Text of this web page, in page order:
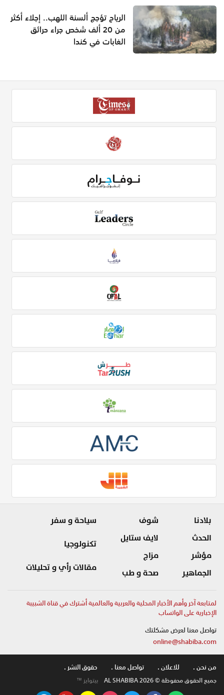
الرياح تؤجج ألسنة اللهب.. إجلاء أكثر
من 20 ألف شخص جراء حرائق
الغابات في كندا
بلادنا
الحدث
مؤشر
الجماهير
شوف
لايف ستايل
مزاج
صحة و طب
سياحة و سفر
تكنولوجيا
مقالات رأي و تحليلات
لمتابعة آخر وأهم الأخبار المحلية والعربية والعالمية أشترك في قناة الشبيبة
الإخبارية على الواتساب
تواصل معنا لعرض مشكلتك
online@shabiba.com
من نحن .
للاعلان . تواصل معنا . حقوق النشر .
جميع الحقوق محفوظة © AL SHABIBA 2026 بيتوايز ™